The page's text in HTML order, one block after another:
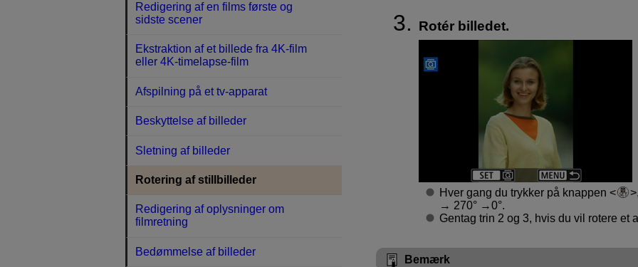
Rotér billedet.
Hver gang du trykker på knappen
→ 270° →0°.
Gentag trin 2 og 3, hvis du vil rotere et
Bemærk
Redigering af en films første og
sidste scener
Ekstraktion af et billede fra 4K-film
eller 4K-timelapse-film
Afspilning på et tv-apparat
Beskyttelse af billeder
Sletning af billeder
Rotering af stillbilleder
Redigering af oplysninger om
filmretning
Bedømmelse af billeder